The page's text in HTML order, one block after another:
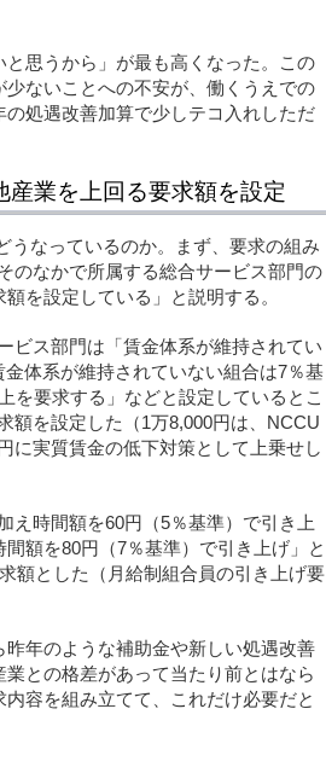
思うから」が最も高くなった。この
ないことへの不安が、働くうえでの
処遇改善加算で少しテコ入れしただ
業を上回る要求額を設定
うなっているのか。まず、要求の組み
のなかで所属する総合サービス部門の
を設定している」と説明する。
ビス部門は「賃金体系が維持されてい
体系が維持されていない組合は7％基
を要求する」などと設定しているとこ
額を設定した（1万8,000円は、NCCU
に実質賃金の低下対策として上乗せし
え時間額を60円（5％基準）で引き上
額を80円（7％基準）で引き上げ」と
額とした（月給制組合員の引き上げ要
年のような補助金や新しい処遇改善
との格差があって当たり前とはなら
容を組み立てて、これだけ必要だと